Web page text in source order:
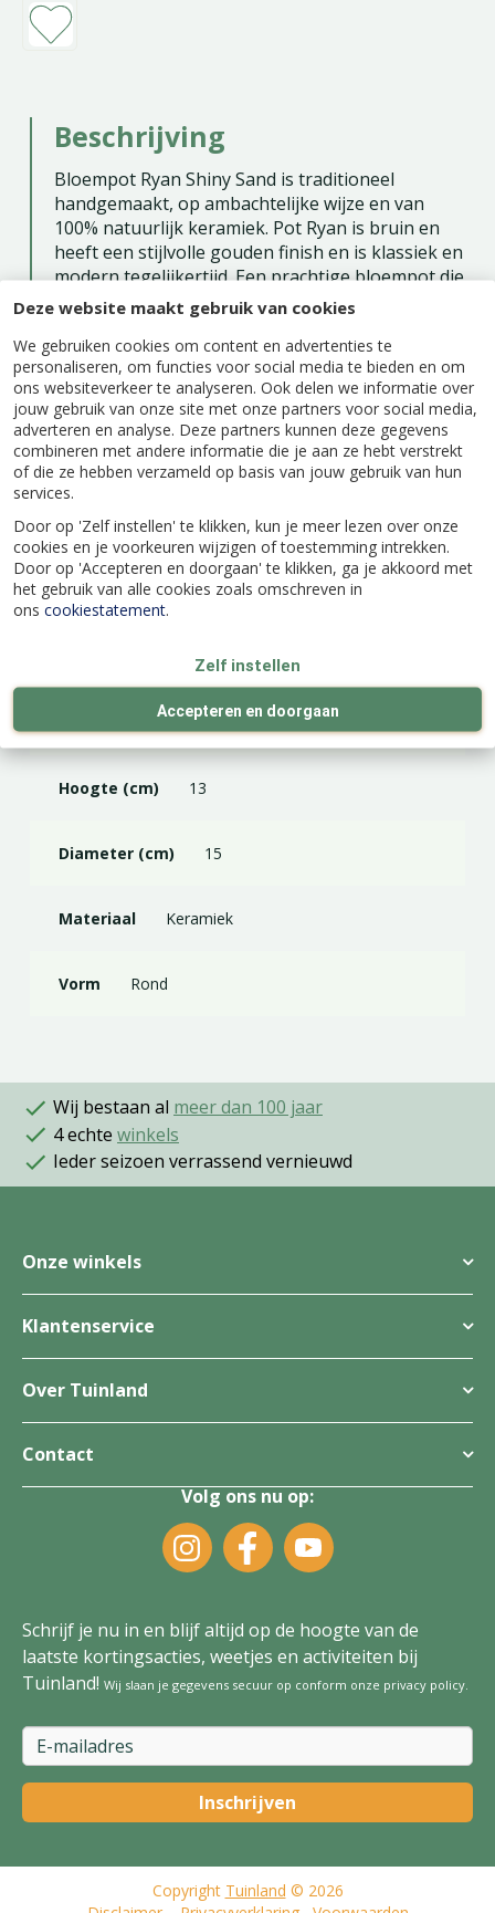
Deze website maakt gebruik van cookies
We gebruiken cookies om content en advertenties te
personaliseren, om functies voor social media te bieden en om
ons websiteverkeer te analyseren. Ook delen we informatie over
jouw gebruik van onze site met onze partners voor social media,
adverteren en analyse. Deze partners kunnen deze gegevens
combineren met andere informatie die je aan ze hebt verstrekt
of die ze hebben verzameld op basis van jouw gebruik van hun
services.
Door op 'Zelf instellen' te klikken, kun je meer lezen over onze
cookies en je voorkeuren wijzigen of toestemming intrekken.
Door op 'Accepteren en doorgaan' te klikken, ga je akkoord met
het gebruik van alle cookies zoals omschreven in
ons cookiestatement.
Zelf instellen
Accepteren en doorgaan
Beschrijving
Bloempot Ryan Shiny Sand is traditioneel
handgemaakt, op ambachtelijke wijze en van
100% natuurlijk keramiek. Pot Ryan is bruin en
heeft een stijlvolle gouden finish en is klassiek en
modern tegelijkertijd. Een prachtige bloempot die
in elk stijlvol interieur past met een mooie
groene of bloeiende plant erin. Of zet er een
paar vetplanten in. Ook altijd leuk. Een tijdloze
pot die uit de serie TS collection komt en er in
meerdere kleuren is.
Specificaties
EAN code 8711355959524
TS Collection
Bruin
Hoogte (cm) 13
Diameter (cm) 15
Materiaal Keramiek
Vorm Rond
Wij bestaan al meer dan 100 jaar
4 echte winkels
Ieder seizoen verrassend vernieuwd
Onze winkels
Klantenservice
Over Tuinland
Contact
Volg ons nu op:
Schrijf je nu in en blijf altijd op de hoogte van de
laatste kortingsacties, weetjes en activiteiten bij
Tuinland! Wij slaan je gegevens secuur op conform onze privacy policy.
Copyright Tuinland © 2026